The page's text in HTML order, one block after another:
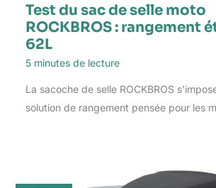
Test du sac de selle moto
ROCKBROS : rangement
62L
5 minutes de lecture
La sacoche de selle ROCKBROS
solution de rangement pensée pour les